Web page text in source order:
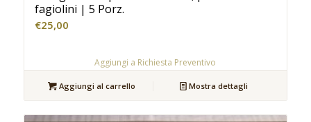
fagiolini | 5 Porz.
€25,00
Aggiungi a Richiesta Preventivo
Aggiungi al carrello Mostra dettagli